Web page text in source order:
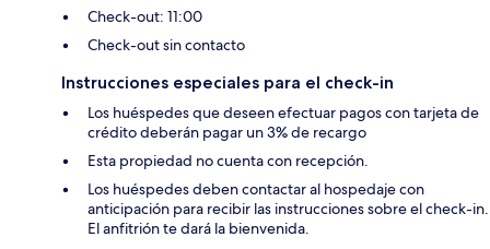
Check-out: 11:00
Check-out sin contacto
Instrucciones especiales para el check-in
Los huéspedes que deseen efectuar pagos con tarjeta de
crédito deberán pagar un 3% de recargo
Esta propiedad no cuenta con recepción.
Los huéspedes deben contactar al hospedaje con
anticipación para recibir las instrucciones sobre el check-in.
El anfitrión te dará la bienvenida.